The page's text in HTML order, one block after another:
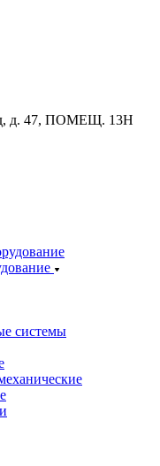
д, д. 47, ПОМЕЩ. 13Н
системы